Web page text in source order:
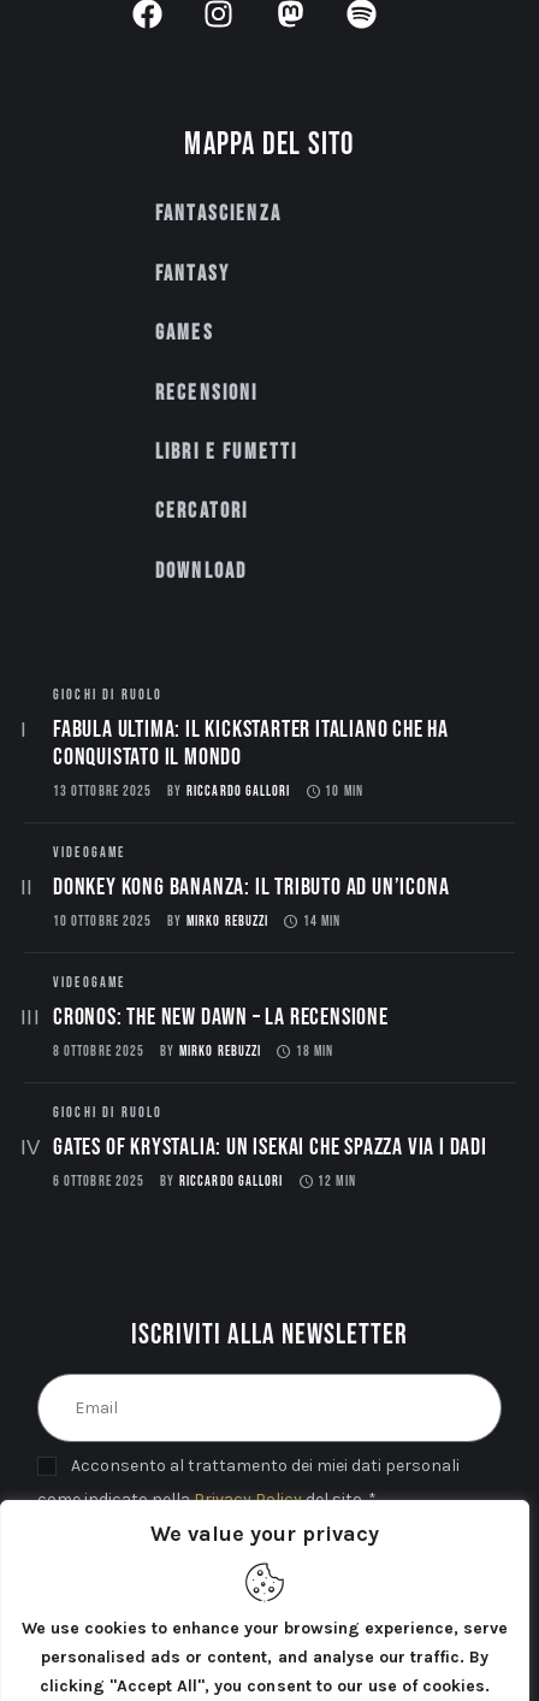
We value your privacy
We use cookies to enhance your browsing experience, serve
personalised ads or content, and analyse our traffic. By
clicking "Accept All", you consent to our use of cookies.
Mappa del sito
Fantascienza
Fantasy
Games
Recensioni
Libri e fumetti
Cercatori
Download
GIOCHI DI RUOLO
Fabula Ultima: il Kickstarter italiano che ha
conquistato il mondo
13 OTTOBRE 2025 BY RICCARDO GALLORI 10 MIN
VIDEOGAME
Donkey Kong Bananza: Il Tributo ad un’Icona
10 OTTOBRE 2025 BY MIRKO REBUZZI 14 MIN
VIDEOGAME
CRONOS: THE NEW DAWN – La Recensione
8 OTTOBRE 2025 BY MIRKO REBUZZI 18 MIN
GIOCHI DI RUOLO
Gates of Krystalia: Un Isekai che spazza via i dadi
6 OTTOBRE 2025 BY RICCARDO GALLORI 12 MIN
Iscriviti alla newsletter
Acconsento al trattamento dei miei dati personali
come indicato nellaPrivacy Policydel sito. *
INVIA